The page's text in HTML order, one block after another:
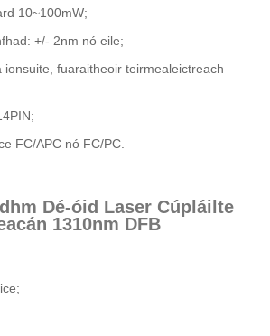
10~100mW;
+/- 2nm nó eile;
ionsuite, fuaraitheoir teirmealeictreach
FC/APC nó FC/PC.
Dé-óid Laser Cúpláilte
1310nm DFB